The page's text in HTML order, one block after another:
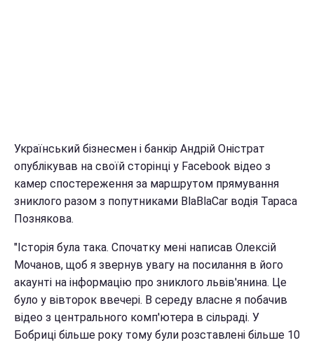
Український бізнесмен і банкір Андрій Оністрат
опублікував на своїй сторінці у Facebook відео з
камер спостереження за маршрутом прямування
зниклого разом з попутниками BlaBlaCar водія Тараса
Познякова.
"Історія була така. Спочатку мені написав Олексій
Мочанов, щоб я звернув увагу на посилання в його
акаунті на інформацію про зниклого львів'янина. Це
було у вівторок ввечері. В середу власне я побачив
відео з центрального комп'ютера в сільраді. У
Бобриці більше року тому були розставлені більше 10